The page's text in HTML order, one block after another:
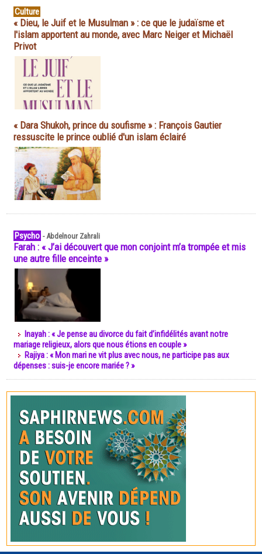
Culture
« Dieu, le Juif et le Musulman » : ce que le judaïsme et
l'islam apportent au monde, avec Marc Neiger et Michaël
Privot
« Dara Shukoh, prince du soufisme » : François Gautier
ressuscite le prince oublié d'un islam éclairé
Psycho -Abdelnour Zahrali
Farah : « J’ai découvert que mon conjoint m’a trompée et mis
une autre fille enceinte »
Inayah : « Je pense au divorce du fait d’infidélités avant notre
mariage religieux, alors que nous étions en couple »
Rajiya : « Mon mari ne vit plus avec nous, ne participe pas aux
dépenses : suis-je encore mariée ? »